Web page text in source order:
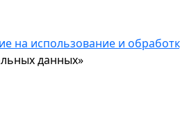
на использование и
данных»